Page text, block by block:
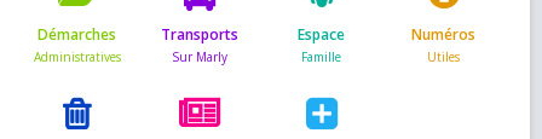
Démarches Transports Espace Numéros